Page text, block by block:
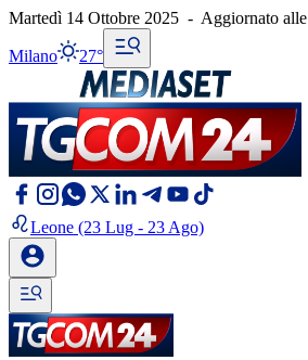
Martedì 14 Ottobre 2025 - Aggiornato alle
Milano 27°
Leone (23 Lug - 23 Ago)